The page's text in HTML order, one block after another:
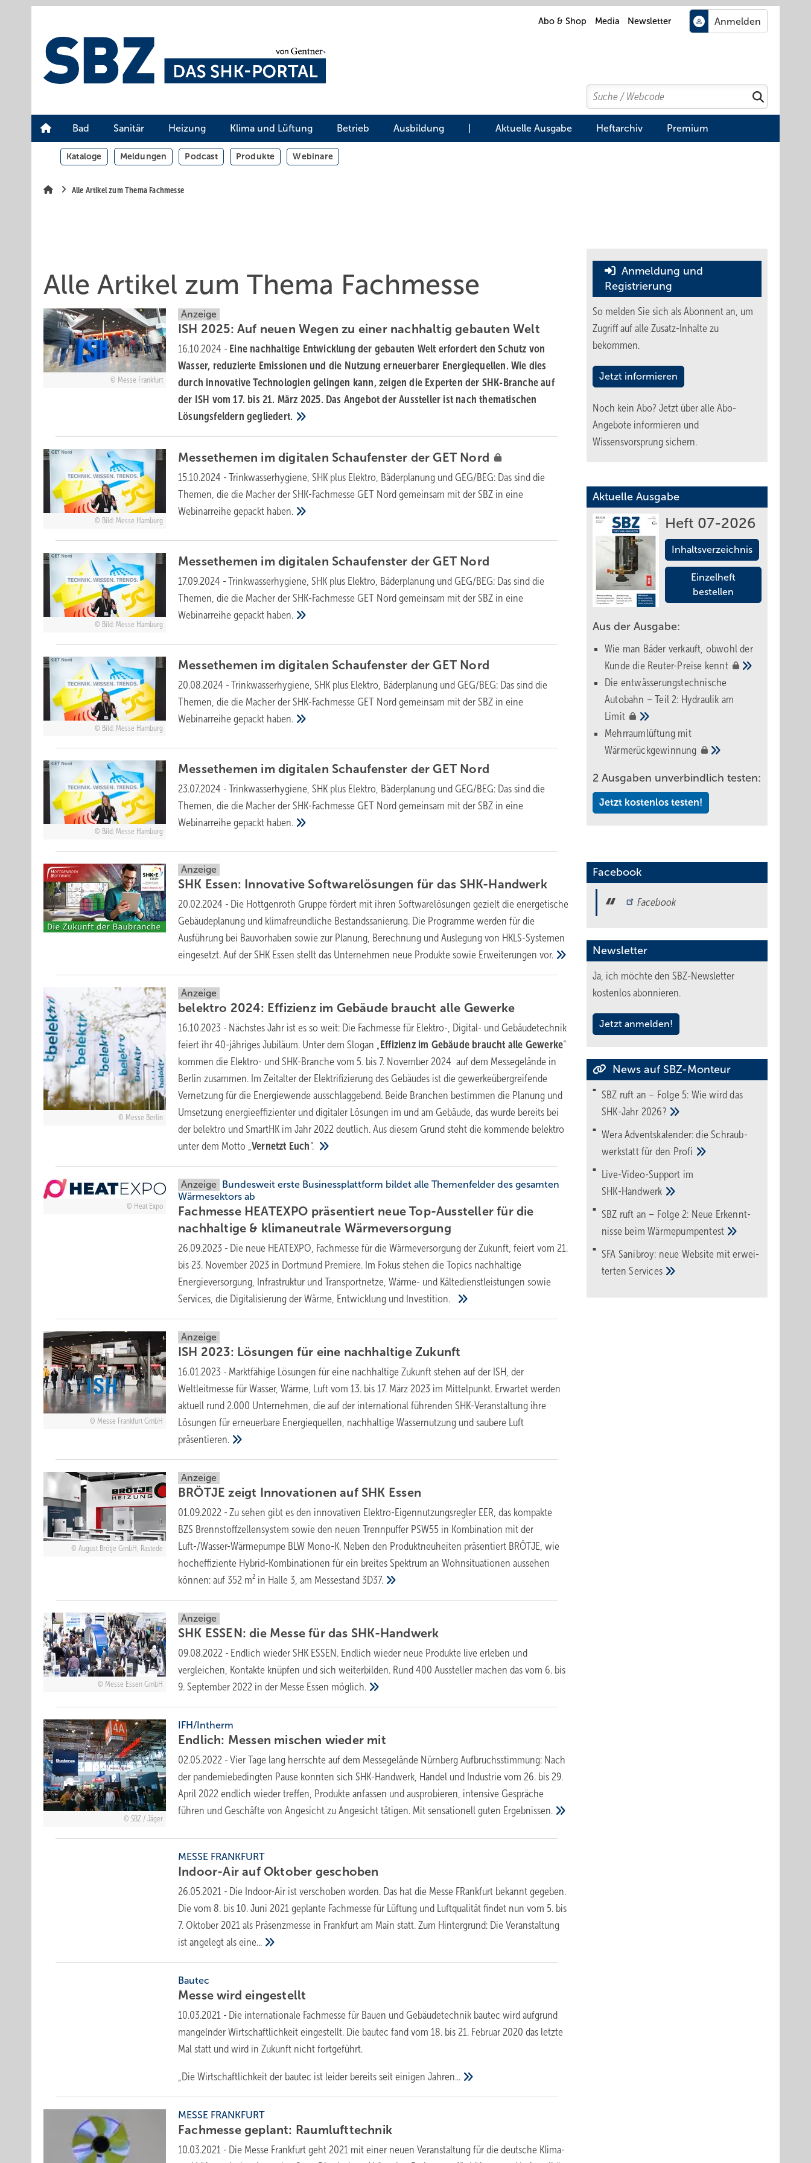
Abo & Shop Media Newsletter
Search
Suchen
Bad Sanitär Heizung Klima und Lüftung Betrieb Ausbildung Aktuelle Ausgabe Heftarchiv Premium
Kataloge Meldungen Podcast Produkte Webinare
Alle Artikel zum Thema Fachmesse
Alle Artikel zum Thema Fachmesse
Messe Frankfurt
Anzeige
ISH 2025: Auf neuen Wegen zu einer nachhaltig gebautenWelt
16.10.2024 - Eine nachhaltige Entwicklung der gebauten Welt erfordert den Schutz von
Wasser, reduzierte Emissionen und die Nutzung erneuerbarer Energiequellen. Wie dies
durch innovative Technologien gelingen kann, zeigen die Experten der SHK-Branche auf
der ISH vom 17. bis 21. März 2025. Das Angebot der Aussteller ist nach thematischen
Lösungsfelderngegliedert.
Bild: Messe Hamburg
Messethemen im digitalen Schaufenster der GET Nord
15.10.2024 - Trinkwasserhygiene, SHK plus Elektro, Bäderplanung und GEG/BEG: Das sind die
Themen, die die Macher der SHK-Fachmesse GET Nord gemeinsam mit der SBZ in eine
Webinarreihe gepackt haben.
Bild: Messe Hamburg
Messethemen im digitalen Schaufenster der GET Nord
17.09.2024 - Trinkwasserhygiene, SHK plus Elektro, Bäderplanung und GEG/BEG: Das sind die
Themen, die die Macher der SHK-Fachmesse GET Nord gemeinsam mit der SBZ in eine
Webinarreihe gepackt haben.
Bild: Messe Hamburg
M essethem en im digitalen Schaufenster der GET Nord
20.08.2024 - Trinkwasserhygiene, SHK plus Elektro, Bäderplanung und GEG/BEG: Das sind die
Themen, die die Macher der SHK-Fachmesse GET Nord gemeinsam mit der SBZ in eine
Webinarreihe gepackt haben.
Bild: Messe Hamburg
M essethem en im digitalen Schaufenster der GET Nord
23.07.2024 - Trinkwasserhygiene, SHK plus Elektro, Bäderplanung und GEG/BEG: Das sind die
Themen, die die Macher der SHK-Fachmesse GET Nord gemeinsam mit der SBZ in eine
Webinarreihe gepackt haben.
Anzeige
SHK Essen: Innovative Softwarelösungen für das SHK-Handwerk
20.02.2024 - Die Hottgenroth Gruppe fördert mit ihren Softwarelösungen gezielt die energetische
Gebäudeplanung und klimafreundliche Bestandssanierung. Die Programme werden für die
Ausführung bei Bauvorhaben sowie zur Planung, Berechnung und Auslegung von HKLS-Systemen
eingesetzt. Auf der SHK Essen stellt das Unternehmen neue Produkte sowie Erweiterungenvor.
Messe Berlin
Anzeige
belektro 2024: Effizienz im Gebäude braucht alle Gewerke
16.10.2023 - Nächstes Jahr ist es so weit: Die Fachmesse für Elektro-, Digital- und Gebäudetechnik
feiert ihr 40-jähriges Jubiläum. Unter dem Slogan „ Effizienz im Gebäude braucht alle Gewerke“
kommen die Elektro- und SHK-Branche vom 5. bis 7. November 2024 auf dem Messegelände in
Berlin zusammen. Im Zeitalter der Elektrifizierung des Gebäudes ist die gewerkeübergreifende
Vernetzung für die Energiewende ausschlaggebend. Beide Branchen bestimmen die Planung und
Umsetzung energieeffizienter und digitaler Lösungen im und am Gebäude, das wurde bereits bei
der belektro und SmartHK im Jahr 2022 deutlich. Aus diesem Grund steht die kommende belektro
unter dem Motto „Vernetzt Euch“.
Heat Expo
Anzeige
Bundesweit erste Businessplattform bildet alle Themenfelder des gesamten
Wärmesektors ab
Fachmesse HEATEXPO präsentiert neue Top-Aussteller für die
nachhaltige & klimaneutrale Wärmeversorgung
26.09.2023 - Die neue HEATEXPO, Fachmesse für die Wärmeversorgung der Zukunft, feiert vom 21.
bis 23. November 2023 in Dortmund Premiere. Im Fokus stehen die Topics nachhaltige
Energieversorgung, Infrastruktur und Transportnetze, Wärme- und Kältedienstleistungen sowie
Services, die Digitalisierung der Wärme, Entwicklung und Investition.
Messe Frankfurt GmbH
Anzeige
ISH 2023: Lösungen für eine nachhaltigeZukunft
16.01.2023 - Marktfähige Lösungen für eine nachhaltige Zukunft stehen auf der ISH, der
Weltleitmesse für Wasser, Wärme, Luft vom 13. bis 17. März 2023 im Mittelpunkt. Erwartet werden
aktuell rund 2.000 Unternehmen, die auf der international führenden SHK-Veranstaltung ihre
Lösungen für erneuerbare Energiequellen, nachhaltige Wassernutzung und saubere Luft
präsentieren.
August Brötje GmbH, Rastede
Anzeige
BRÖTJE zeigt Innovationen auf SHK Essen
01.09.2022 - Zu sehen gibt es den innovativen Elektro-Eigennutzungsregler EER, das kompakte
BZS Brennstoffzellensystem sowie den neuen Trennpuffer PSW55 in Kombination mit der
Luft-/Wasser-Wärmepumpe BLW Mono-K. Neben den Produktneuheiten präsentiert BRÖTJE, wie
hocheffiziente Hybrid-Kombinationen für ein breites Spektrum an Wohnsituationen aussehen
können: auf 352 m² in Halle 3, am Messestand 3D37.
Messe Essen GmbH
Anzeige
SHK ESSEN: die Messe für das SHK-Handwerk
09.08.2022 - Endlich wieder SHK ESSEN. Endlich wieder neue Produkte live erleben und
vergleichen, Kontakte knüpfen und sich weiterbilden. Rund 400 Aussteller machen das vom 6. bis
9. September 2022 in der Messe Essen möglich.
SBZ / Jäger
IFH/Intherm
Endlich: Messen mischen wieder mit
02.05.2022 - Vier Tage lang herrschte auf dem Messegelände Nürnberg Aufbruchsstimmung: Nach
der pandemiebedingten Pause konnten sich SHK-Handwerk, Handel und Industrie vom 26. bis 29.
April 2022 endlich wieder treffen, Produkte anfassen und ausprobieren, intensive Gespräche
führen und Geschäfte von Angesicht zu Angesicht tätigen. Mit sensationell guten Ergebnissen.
MESSE FRANKFURT
Indoor-Air auf Oktober geschoben
26.05.2021 - Die Indoor-Air ist verschoben worden. Das hat die Messe FRankfurt bekannt gegeben.
Die vom 8. bis 10. Juni 2021 geplante Fachmesse für Lüftung und Luftqualität findet nun vom 5. bis
7. Oktober 2021 als Präsenzmesse in Frankfurt am Main statt. Zum Hintergrund: Die Veranstaltung
ist angelegt alseine...
Bautec
Messe wirdeinge stellt
10.03.2021 - Die internationale Fachmesse für Bauen und Gebäudetechnik bautec wird aufgrund
mangelnder Wirtschaftlichkeit eingestellt. Die bautec fand vom 18. bis 21. Februar 2020 das letzte
Mal statt und wird in Zukunft nicht fortgeführt.
„Die Wirtschaftlichkeit der bautec ist leider bereits seit einigenJahren...
MESSE FRANKFURT
Fachmesse geplant: ­Raumlufttechnik
10.03.2021 - Die Messe Frankfurt geht 2021 mit einer neuen Veranstaltung für die deutsche Klima-
Anmeldung und
Registrierung
So melden Sie sich als Abonnent an, um
Zugriff auf alle Zusatz-Inhalte zu
bekommen.
Jetzt informieren
Noch kein Abo? Jetzt über alle Abo-
Angebote informieren und
Wissensvorsprung sichern.
Aktuelle Ausgabe
Heft 07-2026
Inhaltsverzeichnis
Einzelheft
bestellen
Aus der Ausgabe:
Wie man Bäder verkauft, obwohl der
Kunde die Reuter-Preise kennt
Die entwässerungstechnische
Autobahn – Teil 2: Hydraulik am
Limit
Mehrraumlüftung mit
Wärmerückgewinnung
2 Ausgaben unverbindlich testen:
Jetzt kostenlos testen!
Facebook
Facebook
Newsletter
Ja, ich möchte den SBZ-Newsletter
kostenlos abonnieren.
Jetzt anmelden!
News auf SBZ-Monteur
SBZ ruft an – Folge 5: Wie wird das
SHK-Jahr 2026?
Wera Adventskalender: die Schraub­
werk­statt für den Pro­fi
Live-Video-Support im
SHK-Handwerk
SBZ ruft an – Folge 2: Neue Erkennt­
nisse beimWärme­pumpen­test
SFA Sanibroy: neue Web­site mit erwei­
tertenServices